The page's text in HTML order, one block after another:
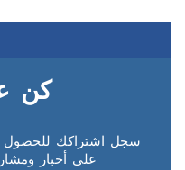
كن
سجل اشتراكك للحصول
على أخبار